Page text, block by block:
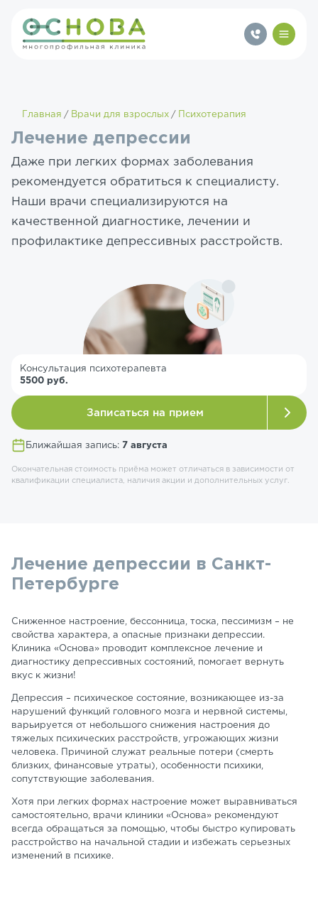
Главная Врачи для взрослых Психотерапия
Лечение депрессии
Даже при легких формах заболевания
рекомендуется обратиться к специалисту.
Наши врачи специализируются на
качественной диагностике, лечении и
профилактике депрессивных расстройств.
Ближайшая запись: 7 августа
Консультация психотерапевта
5500 руб.
Записаться на прием
Окончательная стоимость приёма может отличаться в зависимости от
квалификации специалиста, наличия акции и дополнительных услуг.
Лечение депрессии в Санкт-
Петербурге
Сниженное настроение, бессонница, тоска, пессимизм – не
свойства характера, а опасные признаки депрессии.
Клиника «Основа» проводит комплексное лечение и
диагностику депрессивных состояний, помогает вернуть
вкус к жизни!
Депрессия – психическое состояние, возникающее из-за
нарушений функций головного мозга и нервной системы,
варьируется от небольшого снижения настроения до
тяжелых психических расстройств, угрожающих жизни
человека. Причиной служат реальные потери (смерть
близких, финансовые утраты), особенности психики,
сопутствующие заболевания.
Хотя при легких формах настроение может выравниваться
самостоятельно, врачи клиники «Основа» рекомендуют
всегда обращаться за помощью, чтобы быстро купировать
расстройство на начальной стадии и избежать серьезных
изменений в психике.